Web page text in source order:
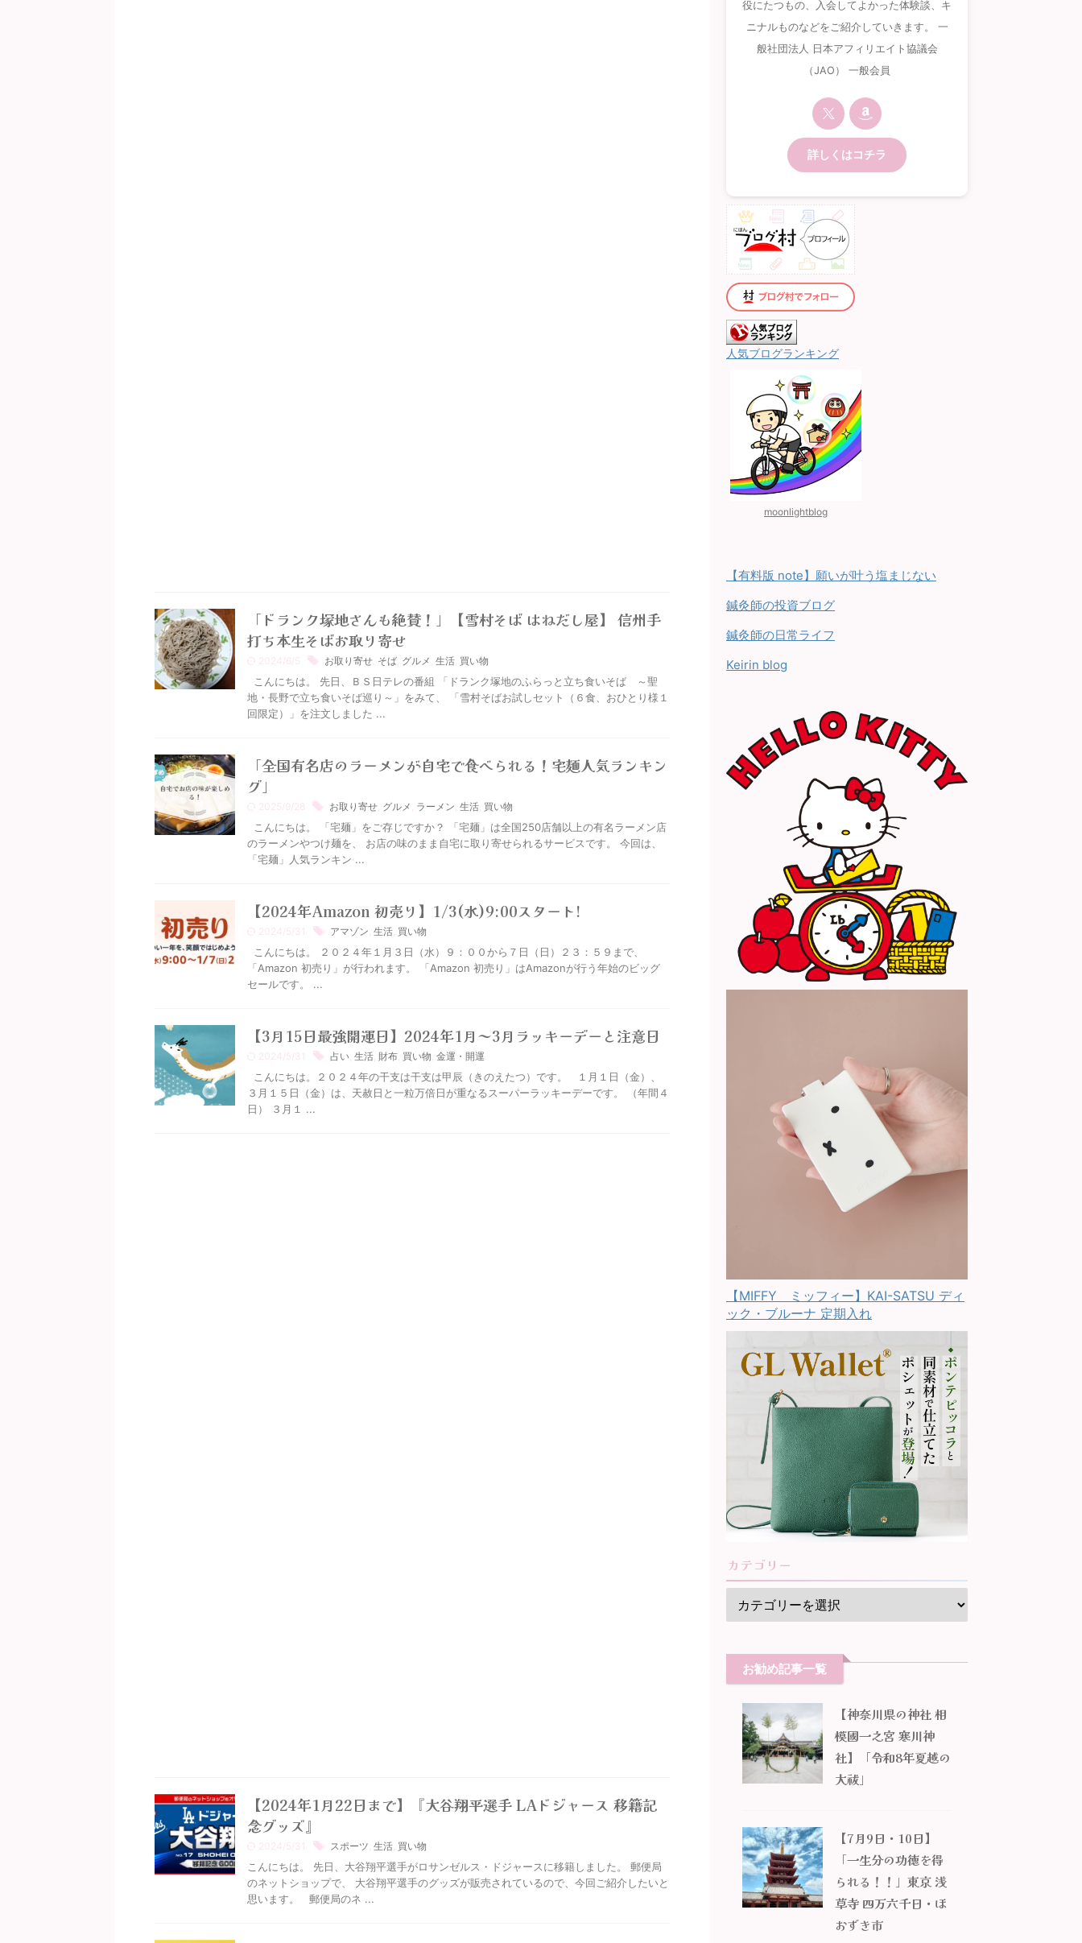
「ドランク塚地さんも絶賛！」【雪村そば はねだし屋】 信州手
打ち本生そばお取り寄せ
2024/6/5 お取り寄せ そば グルメ 生活 買い物
こんにちは。 先日、ＢＳ日テレの番組 「ドランク塚地のふらっと立ち食いそば ～聖
地・長野で立ち食いそば巡り～」をみて、 「雪村そばお試しセット（６食、おひとり様１
回限定）」を注文しました ...
「全国有名店のラーメンが自宅で食べられる！宅麺人気ランキン
グ」
2025/9/28 お取り寄せ グルメ ラーメン 生活 買い物
こんにちは。 「宅麺」をご存じですか？ 「宅麺」は全国250店舗以上の有名ラーメン店
のラーメンやつけ麺を、 お店の味のまま自宅に取り寄せられるサービスです。 今回は、
「宅麺」人気ランキン ...
【2024年Amazon 初売り】1/3(水)9:00スタート!
2024/5/31 アマゾン 生活 買い物
こんにちは。 ２０２４年１月３日（水）９：００から７日（日）２３：５９まで、
「Amazon 初売り」が行われます。 「Amazon 初売り」はAmazonが行う年始のビッグ
セールです。 ...
【3月15日最強開運日】2024年1月～3月ラッキーデーと注意日
2024/5/31 占い 生活 財布 買い物 金運・開運
こんにちは。２０２４年の干支は干支は甲辰（きのえたつ）です。 １月１日（金）、
３月１５日（金）は、天赦日と一粒万倍日が重なるスーパーラッキーデーです。 （年間４
日） ３月１ ...
【2024年1月22日まで】『大谷翔平選手 LAドジャース 移籍記
念グッズ』
2024/5/31 スポーツ 生活 買い物
こんにちは。 先日、大谷翔平選手がロサンゼルス・ドジャースに移籍しました。 郵便局
のネットショップで、 大谷翔平選手のグッズが販売されているので、今回ご紹介したいと
思います。 郵便局のネ ...
役にたつもの、入会してよかった体験談、キ
ニナルものなどをご紹介していきます。 一
般社団法人 日本アフィリエイト協議会
（JAO） 一般会員
詳しくはコチラ
人気ブログランキング
moonlightblog
【有料版 note】願いが叶う塩まじない
鍼灸師の投資ブログ
鍼灸師の日常ライフ
Keirin blog
【MIFFY ミッフィー】KAI-SATSU ディ
ック・ブルーナ 定期入れ
カテゴリー
お勧め記事一覧
【神奈川県の神社 相
模國一之宮 寒川神
社】「令和8年夏越の
大祓」
【7月9日・10日】
「一生分の功徳を得
られる！！」東京 浅
草寺 四万六千日・ほ
おずき市